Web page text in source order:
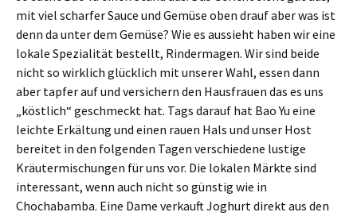
mit viel scharfer Sauce und Gemüse oben drauf aber was ist
denn da unter dem Gemüse? Wie es aussieht haben wir eine
lokale Spezialität bestellt, Rindermagen. Wir sind beide
nicht so wirklich glücklich mit unserer Wahl, essen dann
aber tapfer auf und versichern den Hausfrauen das es uns
„köstlich“ geschmeckt hat. Tags darauf hat Bao Yu eine
leichte Erkältung und einen rauen Hals und unser Host
bereitet in den folgenden Tagen verschiedene lustige
Kräutermischungen für uns vor. Die lokalen Märkte sind
interessant, wenn auch nicht so günstig wie in
Chochabamba. Eine Dame verkauft Joghurt direkt aus den